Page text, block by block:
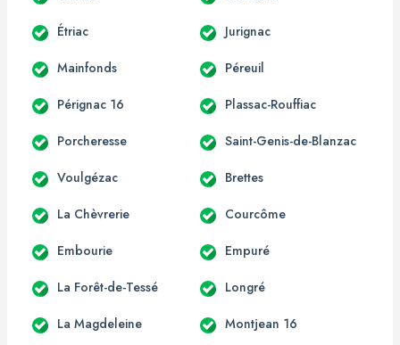
Étriac Jurignac
Mainfonds Péreuil
Pérignac 16 Plassac-Rouffiac
Porcheresse Saint-Genis-de-Blanzac
Voulgézac Brettes
La Chèvrerie Courcôme
Embourie Empuré
La Forêt-de-Tessé Longré
La Magdeleine Montjean 16